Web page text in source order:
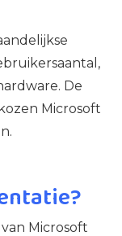
De
Microsoft
Microsoft